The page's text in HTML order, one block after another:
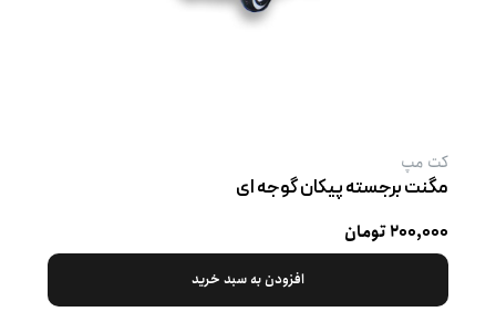
کت‌ مپ
مگنت برجسته پیکان گوجه ‌ای
۲۰۰,۰۰۰ تومان
افزودن به سبد خرید